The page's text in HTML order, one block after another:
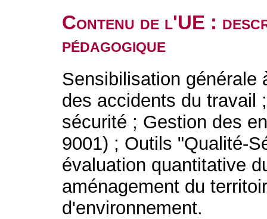
Contenu de l'UE :
pédagogique
Sensibilisation générale
des accidents du travail
sécurité ; Gestion des
9001) ; Outils "Qualité-
évaluation quantitative
aménagement du
d'environnement.